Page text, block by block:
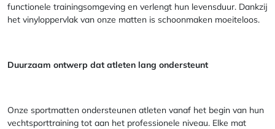
functionele trainingsomgeving en verlengt hun levensduur. Dankzij
het vinyloppervlak van onze matten is schoonmaken moeiteloos.
Duurzaam ontwerp dat atleten lang ondersteunt
Onze sportmatten ondersteunen atleten vanaf het begin van hun
vechtsporttraining tot aan het professionele niveau. Elke mat